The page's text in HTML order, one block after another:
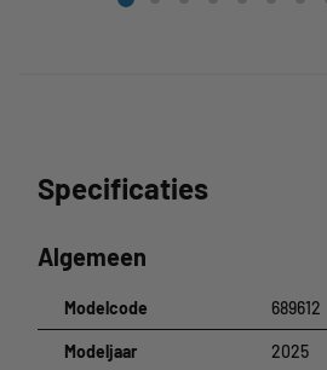
Specificaties
Algemeen
Modelcode 689612
Modeljaar 2025